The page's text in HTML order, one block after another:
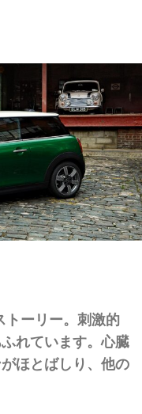
ーリー。刺激的
れています。心臓
ほとばしり、他の